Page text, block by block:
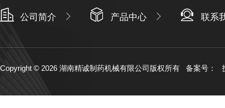
公司简介 产品中心 联系
Copyright © 2026 湖南精诚制药机械有限公司版权所有 备案号：